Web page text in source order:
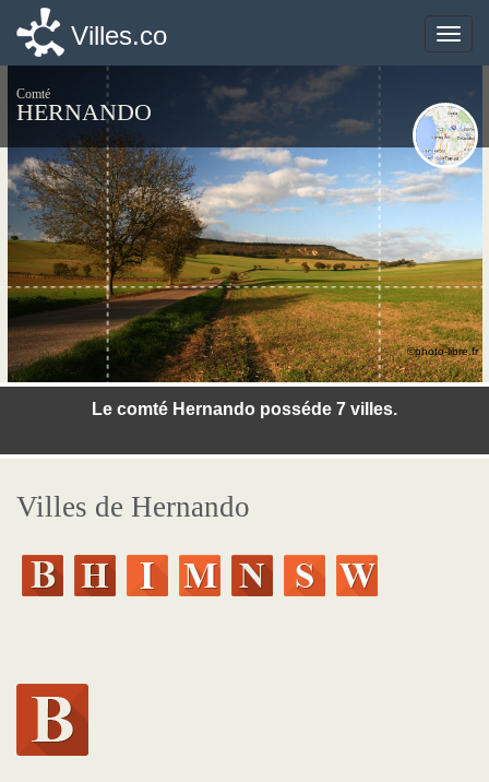
Toggle
Villes.co
Comté
HERNANDO
Le comté Hernando posséde 7 villes.
©photo-libre.fr
Villes de Hernando
Toggle
Villes.co